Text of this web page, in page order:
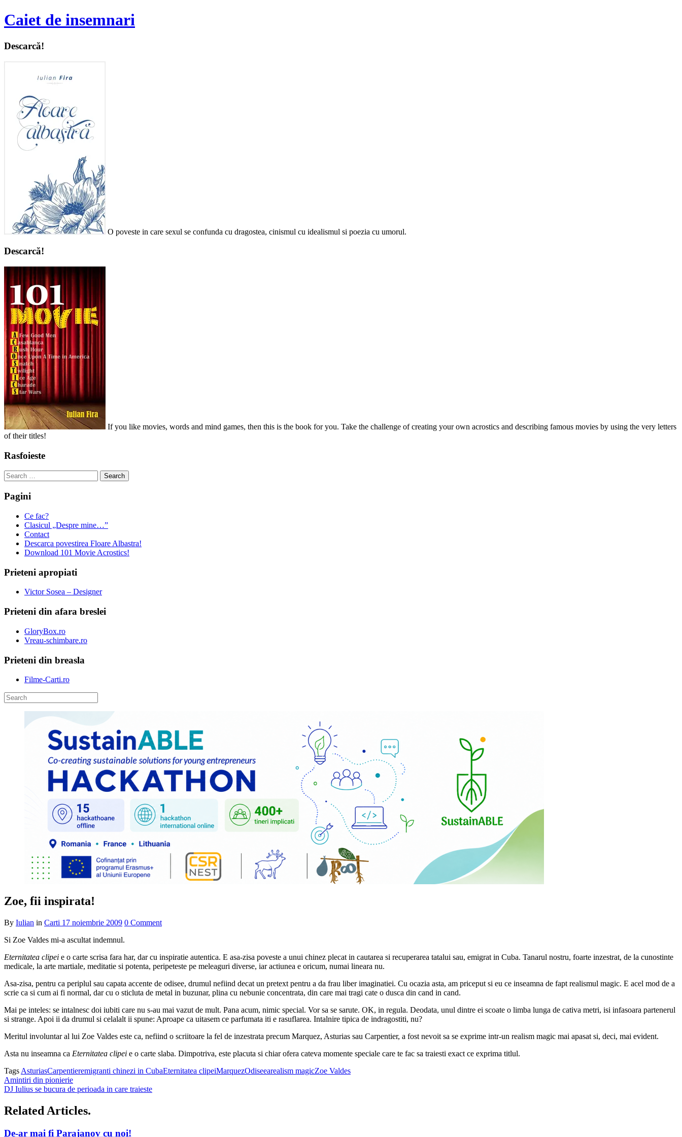
Caiet de insemnari
Descarcă!
O poveste in care sexul se confunda cu dragostea, cinismul cu idealismul si poezia cu umorul.
Descarcă!
If you like movies, words and mind games, then this is the book for you. Take the challenge of creating your own acrostics and describing famous movies by using the very letters
of their titles!
Rasfoieste
Search
for:
Pagini
Ce fac?
Clasicul „Despre mine…”
Contact
Descarca povestirea Floare Albastra!
Download 101 Movie Acrostics!
Prieteni apropiati
Victor Sosea – Designer
Prieteni din afara breslei
GloryBox.ro
Vreau-schimbare.ro
Prieteni din breasla
Filme-Carti.ro
Zoe, fii inspirata!
By Iulian in Carti 17 noiembrie 2009 0 Comment
Si Zoe Valdes mi-a ascultat indemnul.
Eternitatea clipei e o carte scrisa fara har, dar cu inspiratie autentica. E asa-zisa poveste a unui chinez plecat in cautarea si recuperarea tatalui sau, emigrat in Cuba. Tanarul nostru, foarte inzestrat, de la cunostinte
medicale, la arte martiale, meditatie si potenta, peripeteste pe meleaguri diverse, iar actiunea e oricum, numai lineara nu.
Asa-zisa, pentru ca periplul sau capata accente de odisee, drumul nefiind decat un pretext pentru a da frau liber imaginatiei. Cu ocazia asta, am priceput si eu ce inseamna de fapt realismul magic. E acel mod de a
scrie ca si cum ai fi normal, dar cu o sticluta de metal in buzunar, plina cu nebunie concentrata, din care mai tragi cate o dusca din cand in cand.
Mai pe inteles: se intalnesc doi iubiti care nu s-au mai vazut de mult. Pana acum, nimic special. Vor sa se sarute. OK, in regula. Deodata, unul dintre ei scoate o limba lunga de cativa metri, isi infasoara partenerul
si strange. Apoi ii da drumul si celalalt ii spune: Aproape ca uitasem ce parfumata iti e rasuflarea. Intalnire tipica de indragostiti, nu?
Meritul involuntar al lui Zoe Valdes este ca, nefiind o scriitoare la fel de inzestrata precum Marquez, Asturias sau Carpentier, a fost nevoit sa se exprime intr-un realism magic mai apasat si, deci, mai evident.
Asta nu inseamna ca Eternitatea clipei e o carte slaba. Dimpotriva, este placuta si chiar ofera cateva momente speciale care te fac sa traiesti exact ce exprima titlul.
Tags AsturiasCarpentieremigranti chinezi in CubaEternitatea clipeiMarquezOdiseearealism magicZoe Valdes
Amintiri din pionierie
DJ Iulius se bucura de perioada in care traieste
Related Articles.
De-ar mai fi Parajanov cu noi!